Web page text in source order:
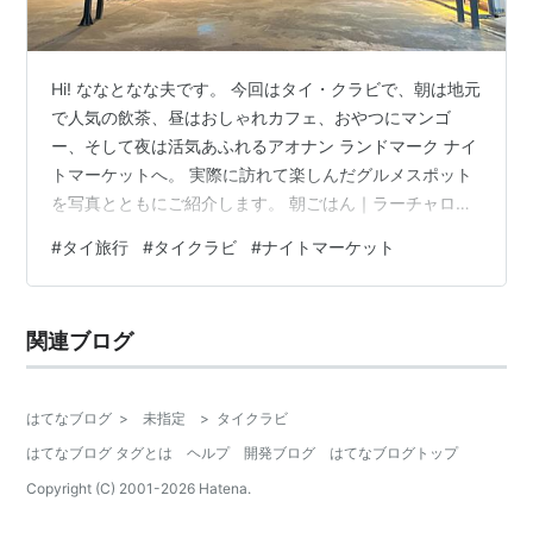
Hi! ななとなな夫です。 今回はタイ・クラビで、朝は地元
で人気の飲茶、昼はおしゃれカフェ、おやつにマンゴ
ー、そして夜は活気あふれるアオナン ランドマーク ナイ
トマーケットへ。 実際に訪れて楽しんだグルメスポット
を写真とともにご紹介します。 朝ごはん｜ラーチャロッ
食べたもの お店基本情報 ランチ｜Cafe 8.98 Nang
(คาเฟ่ 8.98 อ่าวนาง) 今回食べたもの Power Smoothie
イス 220THB(約…
#タイ旅行 #タイクラビ #ナイトマーケット
関連ブログ
はてなブログ > 未指定 > タイクラビ
はてなブログ タグとは
ヘルプ 開発ブログ
はてなブログトップ
Copyright (C) 2001-2026 Hatena.